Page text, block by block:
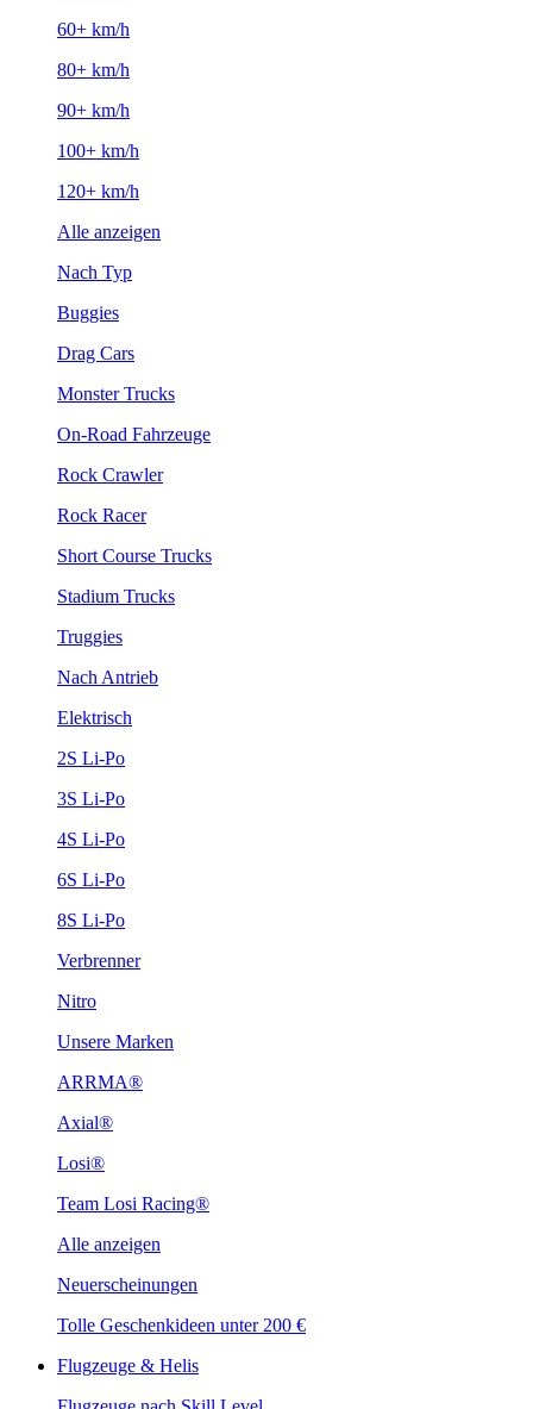
60+ km/h
80+ km/h
90+ km/h
100+ km/h
120+ km/h
Alle anzeigen
Nach Typ
Buggies
Drag Cars
Monster Trucks
On-Road Fahrzeuge
Rock Crawler
Rock Racer
Short Course Trucks
Stadium Trucks
Truggies
Nach Antrieb
Elektrisch
2S Li-Po
3S Li-Po
4S Li-Po
6S Li-Po
8S Li-Po
Verbrenner
Nitro
Unsere Marken
ARRMA®
Axial®
Losi®
Team Losi Racing®
Alle anzeigen
Neuerscheinungen
Tolle Geschenkideen unter 200 €
Flugzeuge & Helis